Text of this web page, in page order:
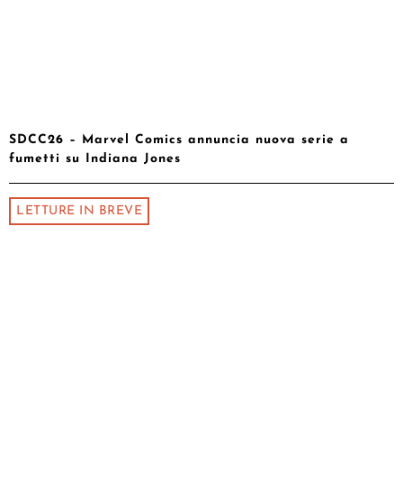
SDCC26 – Marvel Comics annuncia nuova serie a
fumetti su Indiana Jones
LETTURE IN BREVE